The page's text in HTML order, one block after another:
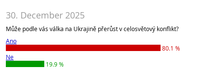
30. December 2025
Může podle vás válka na Ukrajině přerůst v celosvětový konflikt?
Ano
80.1 %
Ne
19.9 %